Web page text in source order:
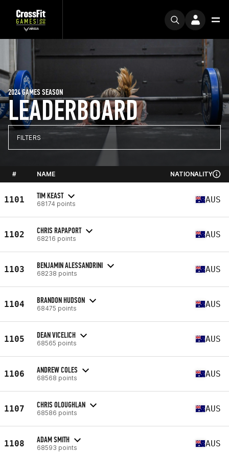
LEADERBOARD
2024 GAMES SEASON
FILTERS
# NAME NATIONALITY
1101 TIM KEAST
68174 points AUS
1102 CHRIS RAPAPORT
68216 points AUS
1103 BENJAMIN ALESSANDRINI
68238 points AUS
1104 BRANDON HUDSON
68475 points AUS
1105 DEAN VICELICH
68565 points AUS
1106 ANDREW COLES
68568 points AUS
1107 CHRIS OLOUGHLAN
68586 points AUS
1108 ADAM SMITH
68593 points AUS